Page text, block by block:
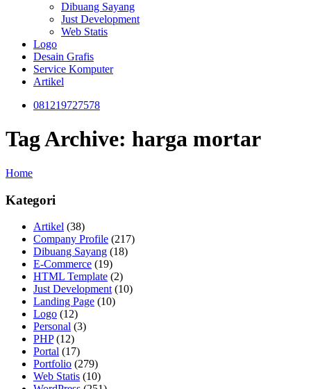
Dibuang Sayang
Just Development
Web Statis
Logo
Desain Grafis
Service Komputer
Artikel
081219727578
Tag Archive: harga mortar
Home
Kategori
Artikel (38)
Company Profile (217)
Dibuang Sayang (18)
E-Commerce (19)
HTML Template (2)
Just Development (10)
Landing Page (10)
Logo (12)
Personal (3)
PHP(12)
Portal (17)
Portfolio (279)
Web Statis (10)